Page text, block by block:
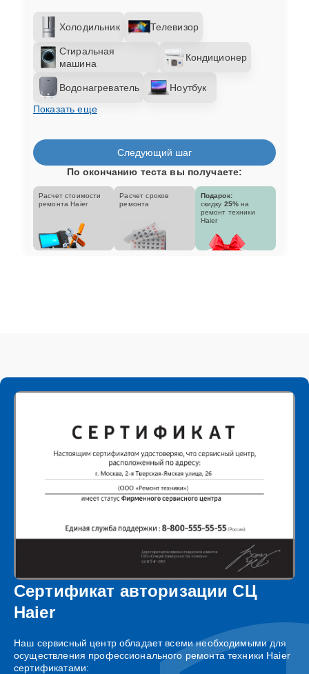
Холодильник Телевизор
Стиральная
машина
Кондиционер
Водонагреватель
Ноутбук
Показать еще
Следующий шаг
По окончанию теста вы получаете:
Расчет стоимости
ремонта Haier
Расчет сроков
ремонта
Подарок:
скидку 25% на
ремонт техники
Haier
Сертификат авторизации СЦ
Haier
Наш сервисный центр обладает всеми необходимыми для
осуществления профессионального ремонта техники Haier
сертификатами: